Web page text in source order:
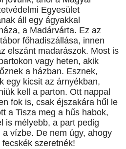
Egyesület
áll egy ágyakkal
a Madárvárta. Ez az
főhadiszállása, innen
elszánt madarászok. Most is
vagy heten, akik
a házban. Esznek,
egy kicsit az árnyékban,
kell a parton. Ott nappal
fok is, csak éjszakára hűl le
a Tisza meg a hűs habok,
is mélyebb, a part pedig
vízbe. De nem úgy, ahogy
szeretnék!